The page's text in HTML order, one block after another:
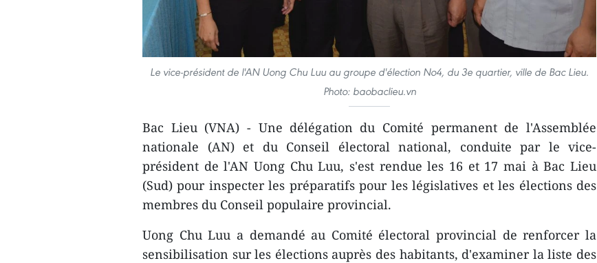
Le vice-président de l'AN Uong Chu Luu au groupe d'élection No4, du 3e quartier, ville de Bac Lieu.
Photo: baobaclieu.vn
Bac Lieu (VNA) - ​Une ​délégation du Comité permanent de l'Assemblée
nationale (AN) et du Conseil électoral national, conduite par le vice-
président de l'AN ​Uong Chu Luu, s'est rendue les 16 et 17 mai à Bac Lieu
(Sud) pour ​inspecter les préparatifs pour les législatives et les élections ​des
membres du Conseil populaire provincial.
Uong Chu Luu a ​demandé au Comité électoral provincial ​de renforcer l​a
sensibilisation ​sur les élections auprès des habitants, d'examiner la liste des